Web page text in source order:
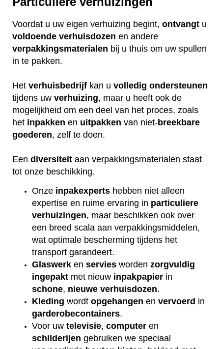
Voordat u uw eigen verhuizing begint, ontvangt u
voldoende verhuisdozen en andere
verpakkingsmaterialen bij u thuis om uw spullen
in te pakken.
Het verhuisbedrijf kan u volledig ondersteunen
tijdens uw verhuizing, maar u heeft ook de
mogelijkheid om een deel van het proces, zoals
het inpakken en uitpakken van niet-breekbare
goederen, zelf te doen.
Een diversiteit aan verpakkingsmaterialen staat
tot onze beschikking.
Onze inpakexperts hebben niet alleen
expertise en ruime ervaring in particuliere
verhuizingen, maar beschikken ook over
een breed scala aan verpakkingsmiddelen,
wat optimale bescherming tijdens het
transport garandeert.
Glaswerk en servies worden zorgvuldig
ingepakt met nieuw inpakpapier in
schone, nieuwe verhuisdozen.
Kleding wordt opgehangen en vervoerd in
garderobecontainers.
Voor uw televisie, computer en
schilderijen gebruiken we speciaal